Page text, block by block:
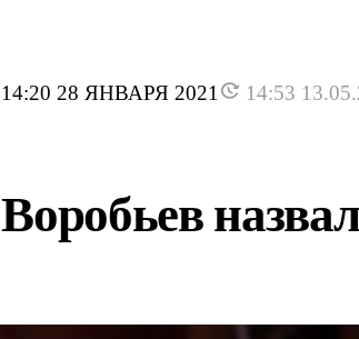
14:20 28 ЯНВАРЯ 2021 14:53
Воробьев